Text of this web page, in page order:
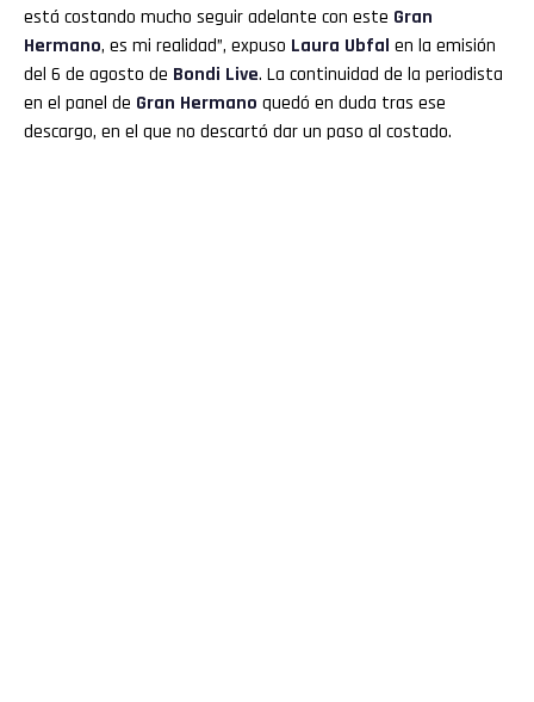
está costando mucho seguir adelante con este Gran
Hermano, es mi realidad”, expuso Laura Ubfal en la emisión
del 6 de agosto de Bondi Live. La continuidad de la periodista
en el panel de Gran Hermano quedó en duda tras ese
descargo, en el que no descartó dar un paso al costado.